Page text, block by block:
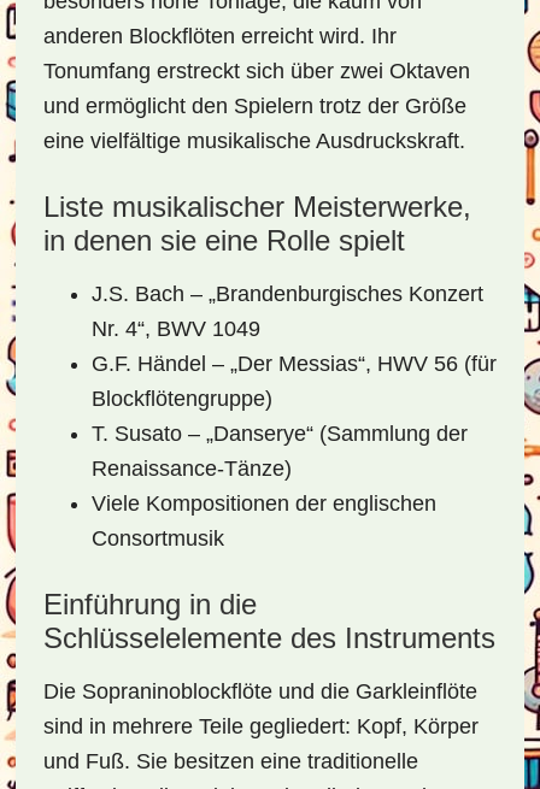
anderen Blockflöten erreicht wird. Ihr
Tonumfang erstreckt sich über zwei Oktaven
und ermöglicht den Spielern trotz der Größe
eine vielfältige musikalische Ausdruckskraft.
Liste musikalischer Meisterwerke,
in denen sie eine Rolle spielt
J.S. Bach – „Brandenburgisches Konzert
Nr. 4“, BWV 1049
G.F. Händel – „Der Messias“, HWV 56 (für
Blockflötengruppe)
T. Susato – „Danserye“ (Sammlung der
Renaissance-Tänze)
Viele Kompositionen der englischen
Consortmusik
Einführung in die
Schlüsselelemente des Instruments
Die Sopraninoblockflöte und die Garkleinflöte
sind in mehrere Teile gegliedert: Kopf, Körper
und Fuß. Sie besitzen eine traditionelle